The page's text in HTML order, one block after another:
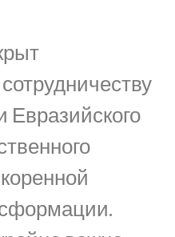
Евразийского